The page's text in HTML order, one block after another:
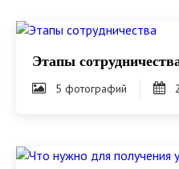
Этапы
5 фотографий